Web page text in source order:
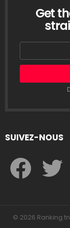
LETTRE
Get
Email
SUIVEZ-NOUS
© 2026